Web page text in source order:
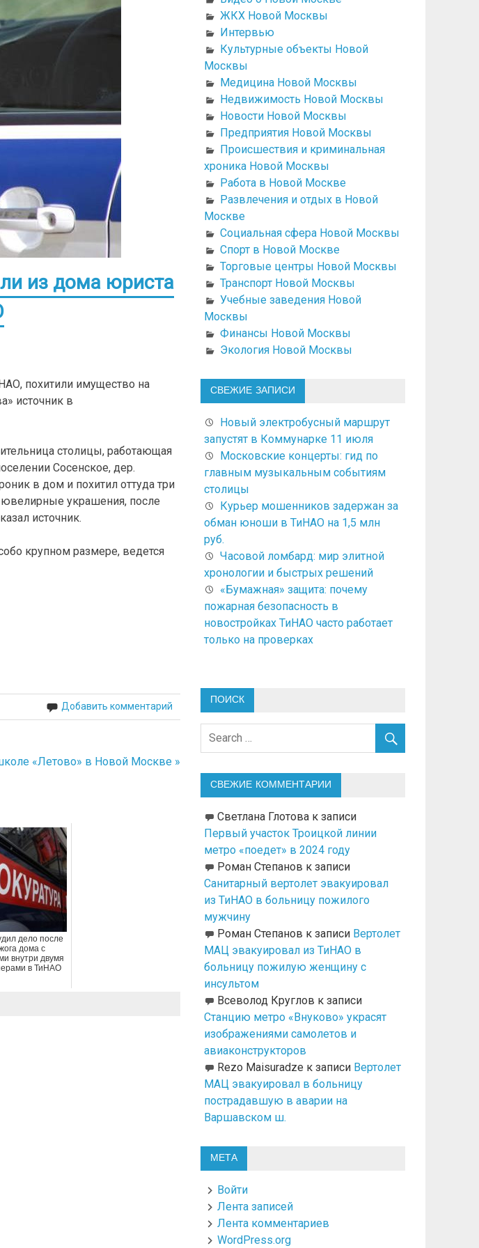
из дома юриста
похитили имущество на
источник в
столицы, работающая
Сосенское, дер.
в дом и похитил оттуда три
украшения, после
источник.
крупном размере, ведется
Добавить комментарий
«Летово» в Новой Москве »
дело после
дома с
внутри двумя
в ТиНАО
ЖКХ Новой Москвы
Интервью
Культурные объекты Новой
Москвы
Медицина Новой Москвы
Недвижимость Новой Москвы
Новости Новой Москвы
Предприятия Новой Москвы
Происшествия и криминальная
хроника Новой Москвы
Работа в Новой Москве
Развлечения и отдых в Новой
Москве
Социальная сфера Новой Москвы
Спорт в Новой Москве
Торговые центры Новой Москвы
Транспорт Новой Москвы
Учебные заведения Новой
Москвы
Финансы Новой Москвы
Экология Новой Москвы
СВЕЖИЕ ЗАПИСИ
Новый электробусный маршрут
запустят в Коммунарке 11 июля
Московские концерты: гид по
главным музыкальным событиям
столицы
Курьер мошенников задержан за
обман юноши в ТиНАО на 1,5 млн
руб.
Часовой ломбард: мир элитной
хронологии и быстрых решений
«Бумажная» защита: почему
пожарная безопасность в
новостройках ТиНАО часто работает
только на проверках
ПОИСК
СВЕЖИЕ КОММЕНТАРИИ
Светлана Глотовак записи
Первый участок Троицкой линии
метро «поедет» в 2024 году
Роман Степанов к записи
Санитарный вертолет эвакуировал
из ТиНАО в больницу пожилого
мужчину
Роман Степанов к записи Вертолет
МАЦ эвакуировал из ТиНАО в
больницу пожилую женщину с
инсультом
Всеволод Круглов к записи
Станцию метро «Внуково» украсят
изображениями самолетов и
авиаконструкторов
Rezo Maisuradze к записи Вертолет
МАЦ эвакуировал в больницу
пострадавшую в аварии на
Варшавском ш.
МЕТА
Войти
Лента записей
Лента комментариев
WordPress.org